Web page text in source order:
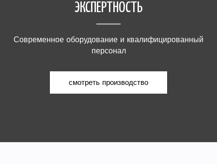
ЭКСПЕРТНОСТЬ
Современное оборудование и квалифицированный
персонал
смотреть производство